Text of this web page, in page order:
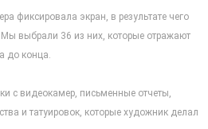
фиксировала экран, в результате чего
выбрали 36 из них, которые отражают
до конца.
с видеокамер, письменные отчеты,
и татуировок, которые художник делал